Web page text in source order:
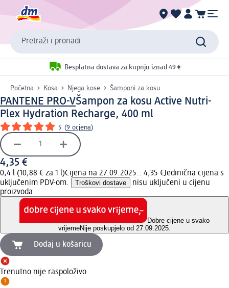
Pretraži i pronađi
Besplatna dostava za kupnju iznad 49 €
Početna Kosa Njega kose Šamponi za kosu
PANTENE PRO-VŠampon za kosu Active Nutri-
Plex Hydration Recharge, 400 ml
5 (9 ocjena)
4,35 €
0,4 l (10,88 € za 1 l)Cijena na 27.09.2025.: 4,35 €Jedinična cijena s
uključenim PDV-om.
Troškovi dostave
nisu uključeni u cijenu
proizvoda.
Dobre cijene u svako
vrijemeNije poskupjelo od 27.09.2025.
Dodaj u košaricu
Trenutno nije raspoloživo